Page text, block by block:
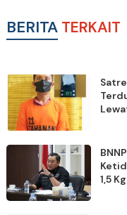
BERITA TERKAIT
1,5